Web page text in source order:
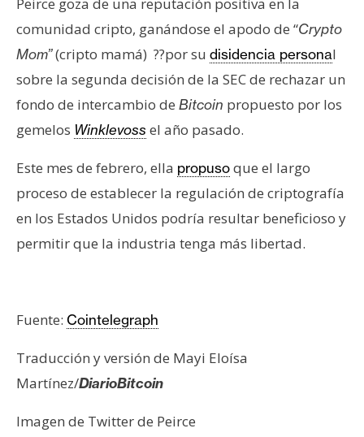
Peirce goza de una reputación positiva en la
comunidad cripto, ganándose el apodo de “Crypto
Mom”(cripto mamá) ??por su disidencia personal
sobre la segunda decisión de la SEC de rechazar un
fondo de intercambio de Bitcoin propuesto por los
gemelos Winklevoss el año pasado.
Este mes de febrero, ella propusoque el largo
proceso de establecer la regulación de criptografía
en los Estados Unidos podría resultar beneficioso y
permitir que la industria tenga más libertad.
Fuente: Cointelegraph
Traducción y versión de Mayi Eloísa
Martínez/DiarioBitcoin
Imagen de Twitter de Peirce